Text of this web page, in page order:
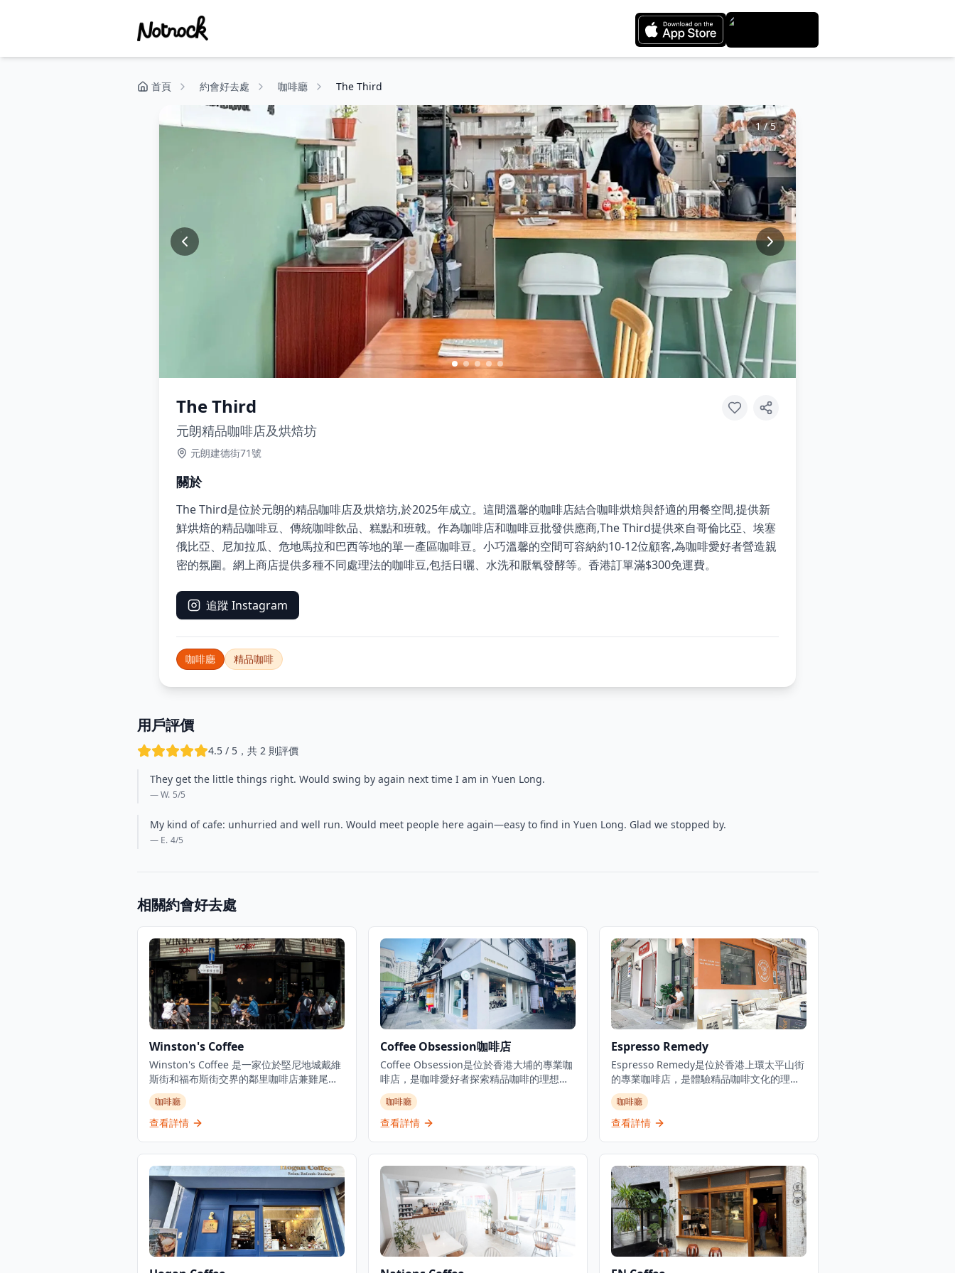
首頁 約會好去處 咖啡廳 The Third
1/5
The Third
元朗精品咖啡店及烘焙坊
元朗建德街71號
關於
The Third是位於元朗的精品咖啡店及烘焙坊,於2025年成立。這間溫馨的咖啡店結合咖啡烘焙與舒適的用餐空間,提供新
鮮烘焙的精品咖啡豆、傳統咖啡飲品、糕點和班戟。作為咖啡店和咖啡豆批發供應商,The Third提供來自哥倫比亞、埃塞
俄比亞、尼加拉瓜、危地馬拉和巴西等地的單一產區咖啡豆。小巧溫馨的空間可容納約10-12位顧客,為咖啡愛好者營造親
密的氛圍。網上商店提供多種不同處理法的咖啡豆,包括日曬、水洗和厭氧發酵等。香港訂單滿$300免運費。
追蹤 Instagram
咖啡廳 精品咖啡
用戶評價
4.5 / 5，共 2 則評價
They get the little things right. Would swing by again next time I am in Yuen Long.
— W. 5/5
My kind of cafe: unhurried and well run. Would meet people here again—easy to find in Yuen Long. Glad we stopped by.
— E. 4/5
相關約會好去處
Winston's Coffee
Winston's Coffee 是一家位於堅尼地城戴維
斯街和福布斯街交界的鄰里咖啡店兼雞尾酒
吧。這家澳洲風格的咖啡店每日早上7點開始
供應優質咖啡，晚上則轉變為雞尾酒吧氛
圍。店內提供有限的室內座位，採用開放式
動，包括歡樂時光優惠、主題夜晚和特價飲
品，成為當地人和遊客尋找優質咖啡和休閒
用餐的熱門目的地。咖啡店使用優質的澳洲
咖啡豆，由專業咖啡師精心沖泡，無論是濃
縮咖啡、拿鐵還是手沖咖啡，都能滿足咖啡
愛好者的需求。晚上的雞尾酒吧氛圍輕鬆愉
快，提供各種創意雞尾酒和精選烈酒，是下
咖啡廳
查看詳情
Coffee Obsession咖啡店
Coffee Obsession是位於香港大埔的專業咖
啡店，是咖啡愛好者探索精品咖啡的理想去
處。這家簡約而認真的咖啡店專注於優質咖
啡服務，以其對咖啡工藝的專注而獲得認
可，深受本地咖啡愛好者喜愛。咖啡店為客
這裡都是完美的選擇。店內提供多種單品咖
啡和特色飲品，由經驗豐富的咖啡師精心製
作，確保每一杯都展現最佳的風味。Coffee
Obsession以在大埔區提供優質咖啡而聞
名，是體驗專業咖啡文化的理想場所。
咖啡廳
查看詳情
Espresso Remedy
Espresso Remedy是位於香港上環太平山街
的專業咖啡店，是體驗精品咖啡文化的理想
去處。這家咖啡店提供單一產地意式濃縮咖
啡以及精選的咖啡、茶和特色飲品，每一杯
都經過精心沖泡，展現咖啡的獨特風味。以
分，將太平山街轉變為香港最成功的士紳化
地區之一，擁有眾多時尚咖啡店。咖啡店環
境溫馨舒適，適合情侶約會、朋友聚會或獨
自享受咖啡時光。無論是想要品嚐經典意式
濃縮咖啡還是探索不同產地的單品咖啡，
Espresso Remedy都能滿足您的需求，為客
人提供難忘的咖啡體驗。
咖啡廳
查看詳情